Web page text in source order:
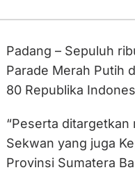
ke-Padang – Sepuluh
Parade Merah Putih
80 Republika
“Peserta ditargetkan
Sekwan yang juga
Provinsi Sumatera